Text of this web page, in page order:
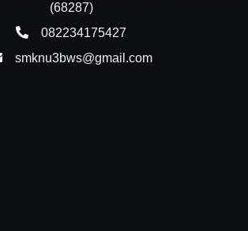
(68287)
082234175427
smknu3bws@gmail.com